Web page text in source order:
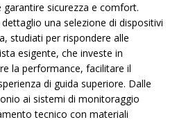
sicurezza e comfort.
una selezione di dispositivi
studiati per rispondere alle
esigente, che investe in
la performance, facilitare il
di guida superiore. Dalle
ai sistemi di monitoraggio
tecnico con materiali